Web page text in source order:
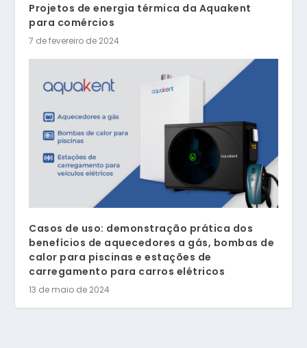
Projetos de energia térmica da Aquakent
para comércios
7 de fevereiro de 2024
Casos de uso: demonstração prática dos
benefícios de aquecedores a gás, bombas de
calor para piscinas e estações de
carregamento para carros elétricos
13 de maio de 2024